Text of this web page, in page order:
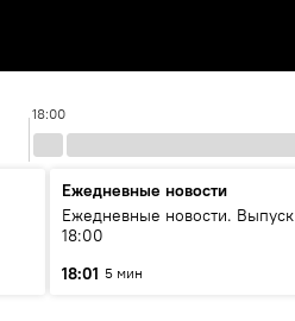
18:00
Ежедневные новости
Ежедневные новости. Выпуск
18:00
18:01 5 мин